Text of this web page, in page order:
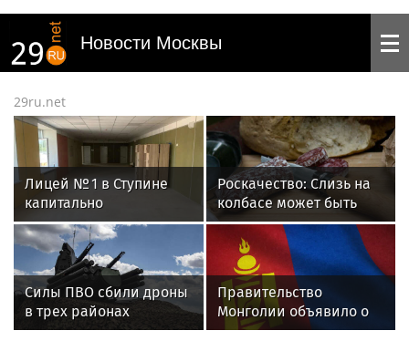
Новости Москвы
29ru.net
Лицей № 1 в Ступине
капитально
отремонтируют
к сентябрю
Роскачество: Слизь на
колбасе может быть
крайне опасна для
здоровья
Силы ПВО сбили дроны
в трех районах
Ростовской области
Правительство
Монголии объявило о
создании